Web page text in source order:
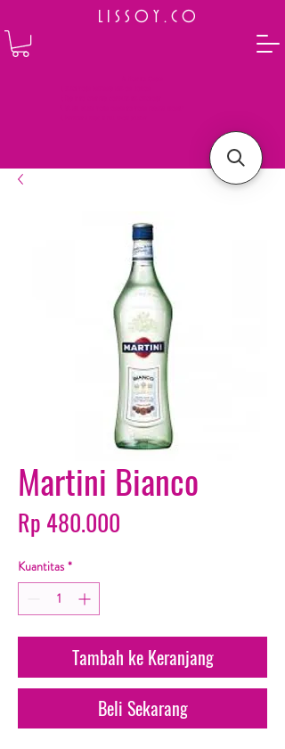
L I S S O Y . C O
Martini Bianco
Rp 480.000
Kuantitas *
Tambah ke Keranjang
Beli Sekarang